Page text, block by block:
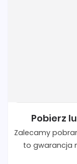
Pobierz
Zalecamy
to gwarancja